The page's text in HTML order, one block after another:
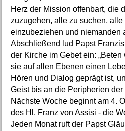
Herz der Mission offenbart, die
zuzugehen, alle zu suchen,
einzubeziehen und niemanden
Abschließend lud Papst
der Kirche im Gebet ein:
sie auf allen Ebenen einen
Hören und Dialog geprägt ist,
Geist bis an die Peripherien der
Nächste Woche beginnt am 4.
des Hl. Franz von Assisi - die
Jeden Monat ruft der Papst